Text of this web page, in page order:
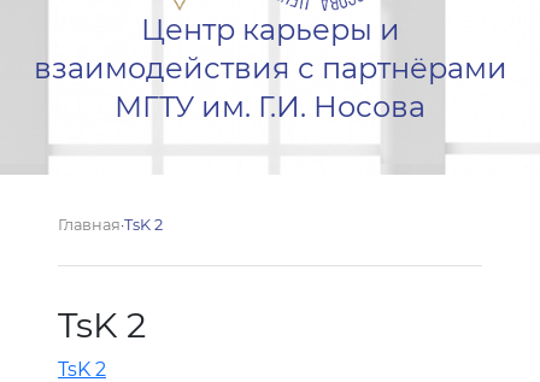
Центр карьеры и
взаимодействия с партнёрами
МГТУ им. Г.И. Носова
Главная·TsK 2
TsK 2
TsK 2